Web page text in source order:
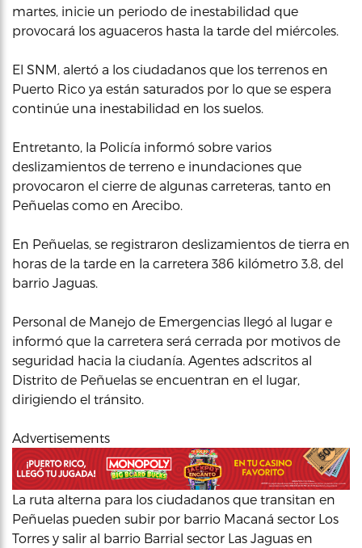
martes, inicie un periodo de inestabilidad que
provocará los aguaceros hasta la tarde del miércoles.
El SNM, alertó a los ciudadanos que los terrenos en
Puerto Rico ya están saturados por lo que se espera
continúe una inestabilidad en los suelos.
Entretanto, la Policía informó sobre varios
deslizamientos de terreno e inundaciones que
provocaron el cierre de algunas carreteras, tanto en
Peñuelas como en Arecibo.
En Peñuelas, se registraron deslizamientos de tierra en
horas de la tarde en la carretera 386 kilómetro 3.8, del
barrio Jaguas.
Personal de Manejo de Emergencias llegó al lugar e
informó que la carretera será cerrada por motivos de
seguridad hacia la ciudanía. Agentes adscritos al
Distrito de Peñuelas se encuentran en el lugar,
dirigiendo el tránsito.
Advertisements
La ruta alterna para los ciudadanos que transitan en
Peñuelas pueden subir por barrio Macaná sector Los
Torres y salir al barrio Barrial sector Las Jaguas en